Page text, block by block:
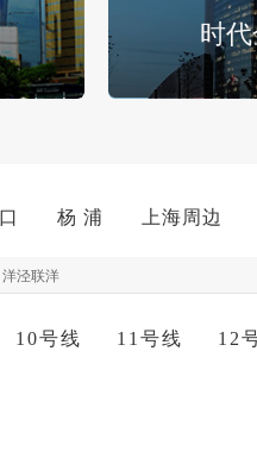
时
杨 浦 上海周边
洋泾联洋
10号线 11号线 12